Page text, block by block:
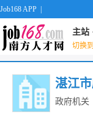
Job168 APP
主站
切换
湛江
政府机关